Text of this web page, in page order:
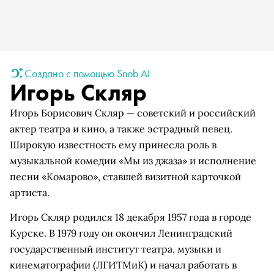
Создано с помощью Snob AI
Игорь Скляр
Игорь Борисович Скляр — советский и российский
актер театра и кино, а также эстрадный певец.
Широкую известность ему принесла роль в
музыкальной комедии «Мы из джаза» и исполнение
песни «Комарово», ставшей визитной карточкой
артиста.
Игорь Скляр родился 18 декабря 1957 года в городе
Курске. В 1979 году он окончил Ленинградский
государственный институт театра, музыки и
кинематографии (ЛГИТМиК) и начал работать в